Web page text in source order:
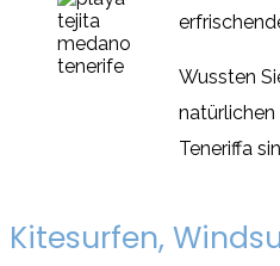
Wussten
Teneriffa
Kitesurfen,